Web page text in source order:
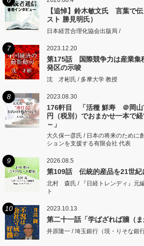
【追悼】鈴木敏文氏 言葉で
スト 勝見明氏）
日本経営合理化協会出版局 /
7 2023.12.20
第175話 国際競争力は産業集
発区の示唆
沈 才彬氏 / 多摩大学 教授
8 2023.08.30
176軒目 「活種 鮮寿 ＠岡
円（税別）でおまかせ一本で
～」
大久保一彦氏 / 日本の将来のために
ションを支援する有限会社 代表
9 2026.08.5
第109話 伝統的産品を21世紀
北村 森氏 / 『日経トレンディ』元
ト
10 2023.10.13
第二十一話「学ばざれば牆（ま
井原隆一 / 埼玉銀行（現・りそな銀